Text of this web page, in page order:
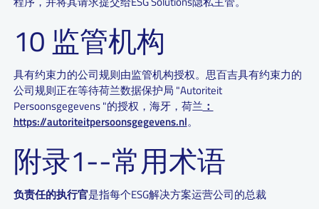
10 监管机构
具有约束力的公司规则由监管机构授权。思百吉具有约束力的
公司规则正在等待荷兰数据保护局 "Autoriteit
Persoonsgegevens "的授权，海牙，荷兰：
https://autoriteitpersoonsgegevens.nl。
附录1--常用术语
负责任的执行官是指每个ESG解决方案运营公司的总裁